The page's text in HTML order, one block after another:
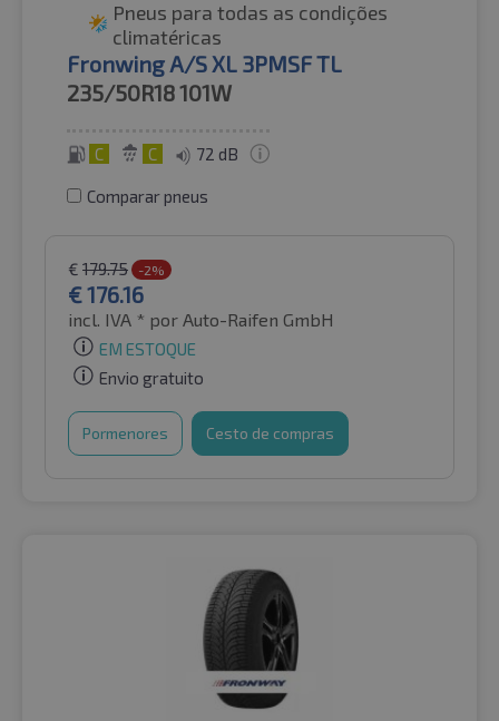
Pneus para todas as condições
climatéricas
Fronwing A/S XL 3PMSF TL
235/50R18101W
C C 72 dB
Comparar pneus
€ 179.75 -2%
€176.16
incl. IVA * por Auto-Raifen GmbH
EM ESTOQUE
Envio gratuito
Pormenores Cesto de compras